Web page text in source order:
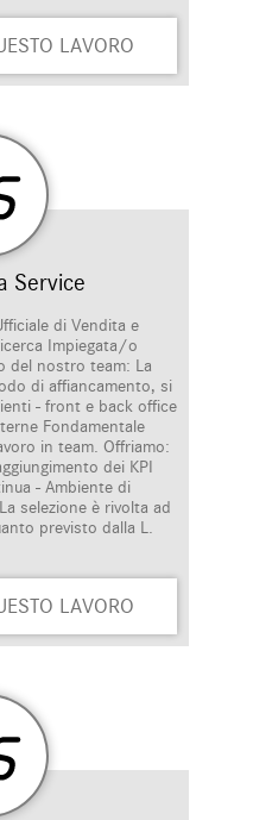
LAVORO
Service
di Vendita e
Impiegata/o
del nostro team: La
di affiancamento, si
- front e back office
Fondamentale
in team. Offriamo:
dei KPI
- Ambiente di
selezione è rivolta ad
previsto dalla L.
LAVORO